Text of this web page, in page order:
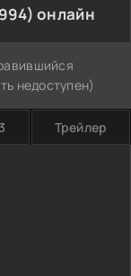
онлайн
недоступен)
Трейлер